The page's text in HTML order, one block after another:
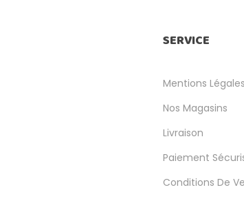
SERVICE
Mentions Légales
Nos Magasins
Livraison
Paiement
Conditions De